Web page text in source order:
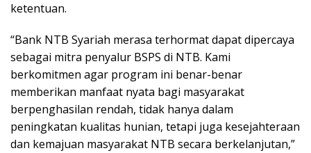
ketentuan.
“Bank NTB Syariah merasa terhormat dapat dipercaya
sebagai mitra penyalur BSPS di NTB. Kami
berkomitmen agar program ini benar-benar
memberikan manfaat nyata bagi masyarakat
berpenghasilan rendah, tidak hanya dalam
peningkatan kualitas hunian, tetapi juga kesejahteraan
dan kemajuan masyarakat NTB secara berkelanjutan,”